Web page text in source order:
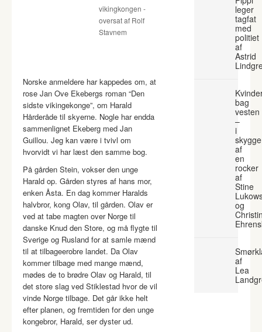
vikingkongen -
oversat af Rolf
Stavnem
Norske anmeldere har kappedes om, at
rose Jan Ove Ekebergs roman “Den
sidste vikingekonge”, om Harald
Hårderåde til skyerne. Nogle har endda
sammenlignet Ekeberg med Jan
Guillou. Jeg kan være i tvivl om
hvorvidt vi har læst den samme bog.
På gården Stein, vokser den unge
Harald op. Gården styres af hans mor,
enken Åsta. En dag kommer Haralds
halvbror, kong Olav, til gården. Olav er
ved at tabe magten over Norge til
danske Knud den Store, og må flygte til
Sverige og Rusland for at samle mænd
til at tilbageerobre landet. Da Olav
kommer tilbage med mange mænd,
mødes de to brødre Olav og Harald, til
det store slag ved Stiklestad hvor de vil
vinde Norge tilbage. Det går ikke helt
efter planen, og fremtiden for den unge
kongebror, Harald, ser dyster ud.
leger
tagfat
med
politiet
af
Astrid
bag
vesten
–
i
af
en
rocker
af
Stine
og
af
Lea